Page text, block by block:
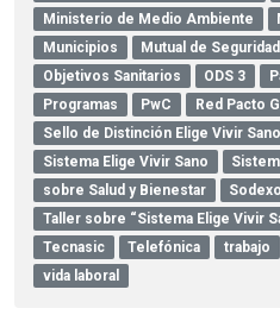
Ministerio de Medio Ambiente
Municipios
Mutual de
Objetivos Sanitarios
ODS 3
Programas
PwC Red Pacto
Sello de Distinción Elige Vivir Sano
Sistema Elige Vivir Sano
sobre Salud y Bienestar
Sodexo
Taller sobre “Sistema Elige Vivir
Tecnasic
Telefónica trabajo
vida laboral